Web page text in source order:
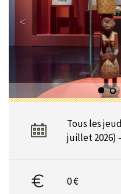
Tous les
juillet 2026)
0 €